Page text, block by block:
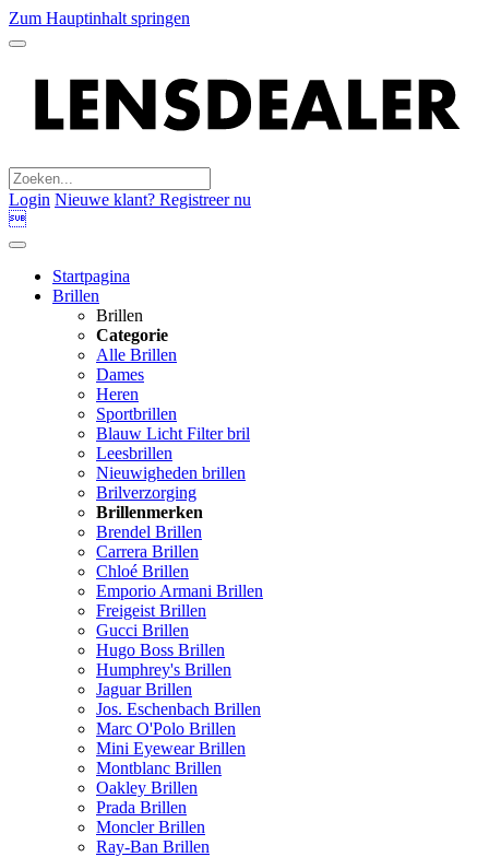
Zum Hauptinhalt springen
Login Nieuwe klant? Registreer nu

Startpagina
Brillen
Brillen
Categorie
Alle Brillen
Dames
Heren
Sportbrillen
Blauw Licht Filter bril
Leesbrillen
Nieuwigheden brillen
Brilverzorging
Brillenmerken
Brendel Brillen
Carrera Brillen
Chloé Brillen
Emporio Armani Brillen
Freigeist Brillen
Gucci Brillen
Hugo Boss Brillen
Humphrey's Brillen
Jaguar Brillen
Jos. Eschenbach Brillen
Marc O'Polo Brillen
Mini Eyewear Brillen
Montblanc Brillen
Oakley Brillen
Prada Brillen
Moncler Brillen
Ray-Ban Brillen